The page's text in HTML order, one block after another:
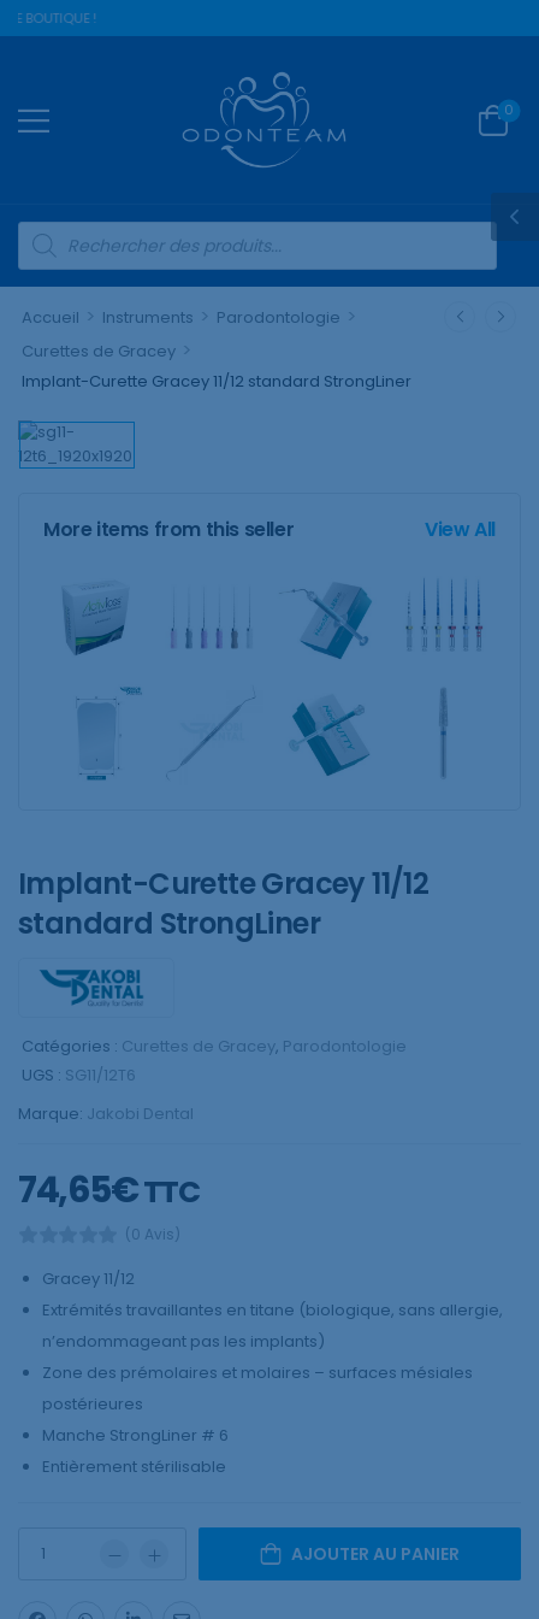
BOUTIQUE !
0
Accueil > Instruments > Parodontologie >
Curettes de Gracey >
Implant-Curette Gracey 11/12 standard StrongLiner
More items from this seller View All
Implant-Curette Gracey 11/12
standard StrongLiner
Catégories : Curettes de Gracey, Parodontologie
UGS : SG11/12T6
Marque: Jakobi Dental
74,65€TTC
(0 Avis)
Gracey 11/12
Extrémités travaillantes en titane (biologique, sans allergie,
n’endommageant pas les implants)
Zone des prémolaires et molaires – surfaces mésiales
postérieures
Manche StrongLiner # 6
Entièrement stérilisable
AJOUTER AU PANIER